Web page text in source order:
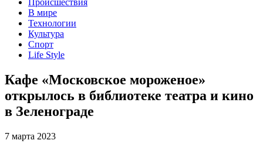
Происшествия
В мире
Технологии
Культура
Спорт
Life Style
Кафе «Московское мороженое»
открылось в библиотеке театра и кино
в Зеленограде
7 марта 2023